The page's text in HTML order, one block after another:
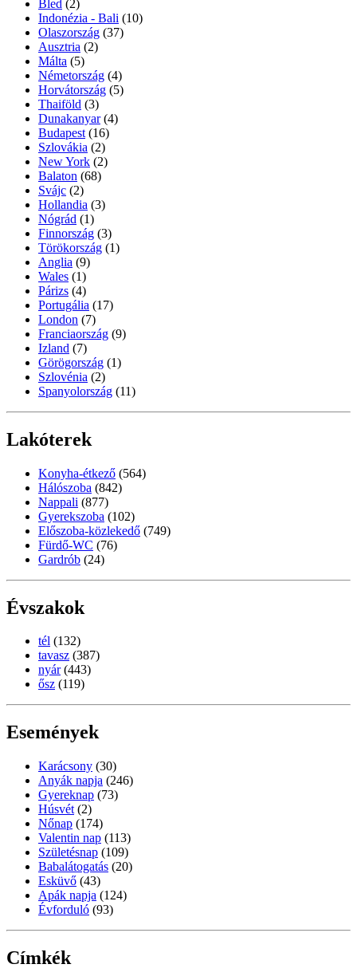
Bled (2)
Indonézia - Bali (10)
Olaszország (37)
Ausztria (2)
Málta (5)
Németország (4)
Horvátország (5)
Thaiföld (3)
Dunakanyar (4)
Budapest (16)
Szlovákia (2)
New York (2)
Balaton (68)
Svájc (2)
Hollandia (3)
Nógrád (1)
Finnország (3)
Törökország (1)
Anglia (9)
Wales (1)
Párizs (4)
Portugália (17)
London (7)
Franciaország (9)
Izland (7)
Görögország (1)
Szlovénia (2)
Spanyolország (11)
Lakóterek
Konyha-étkező (564)
Hálószoba (842)
Nappali (877)
Gyerekszoba (102)
Előszoba-közlekedő (749)
Fürdő-WC (76)
Gardrób (24)
Évszakok
tél (132)
tavasz (387)
nyár (443)
ősz (119)
Események
Karácsony (30)
Anyák napja (246)
Gyereknap (73)
Húsvét (2)
Nőnap (174)
Valentin nap (113)
Születésnap (109)
Babalátogatás (20)
Esküvő (43)
Apák napja (124)
Évforduló (93)
Címkék